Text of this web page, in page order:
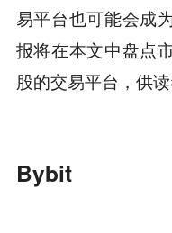
易平台也可能会成
报将在本文中盘点
股的交易平台，供读
Bybit